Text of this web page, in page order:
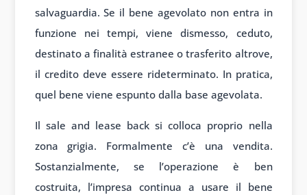
salvaguardia. Se il bene agevolato non entra in
funzione nei tempi, viene dismesso, ceduto,
destinato a finalità estranee o trasferito altrove,
il credito deve essere rideterminato. In pratica,
quel bene viene espunto dalla base agevolata.
Il sale and lease back si colloca proprio nella
zona grigia. Formalmente c’è una vendita.
Sostanzialmente, se l’operazione è ben
costruita, l’impresa continua a usare il bene